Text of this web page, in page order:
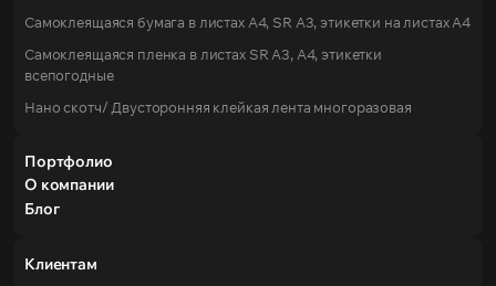
Самоклеящаяся бумага в листах А4, SR А3, этикетки на листах A4
Самоклеящаяся пленка в листах SR А3, А4, этикетки
всепогодные
Нано скотч/ Двусторонняя клейкая лента многоразовая
Портфолио
О компании
Блог
Клиентам